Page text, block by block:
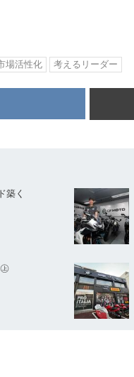
場活性化 考えるリーダー
築く